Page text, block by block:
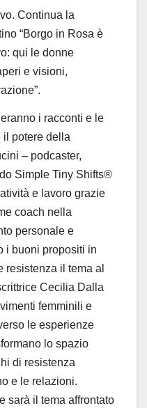
Continua la
“Borgo in Rosa è
qui le donne
e visioni,
”.
i racconti e le
il potere della
– podcaster,
Simple Tiny Shifts®
e lavoro grazie
coach nella
personale e
i buoni propositi in
resistenza il tema al
Cecilia Dalla
femminili e
le esperienze
lo spazio
di resistenza
e le relazioni.
sarà il tema affrontato